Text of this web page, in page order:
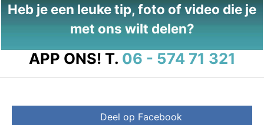
Heb je een leuke tip, foto of video die je
met ons wilt delen?
APP ONS! T. 06 - 574 71 321
Deel op Facebook